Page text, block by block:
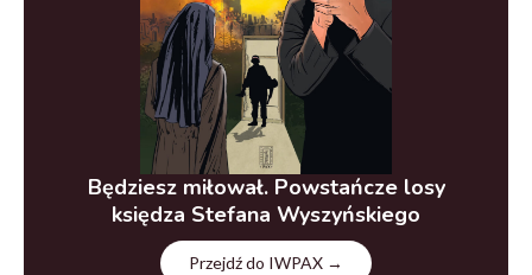
Będziesz miłował. Powstańcze losy
księdza Stefana Wyszyńskiego
Przejdź do IWPAX →